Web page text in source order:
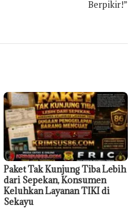
Berpikir!”
Paket Tak Kunjung Tiba Lebih
dari Sepekan, Konsumen
Keluhkan Layanan TIKI di
Sekayu